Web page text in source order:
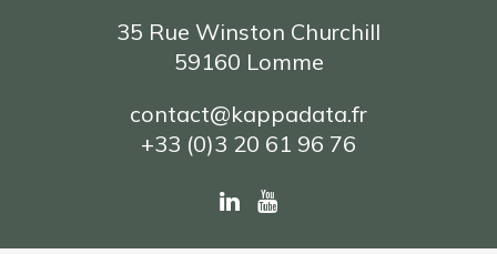
35 Rue Winston Churchill
59160 Lomme
contact@kappadata.fr
+33 (0)3 20 61 96 76